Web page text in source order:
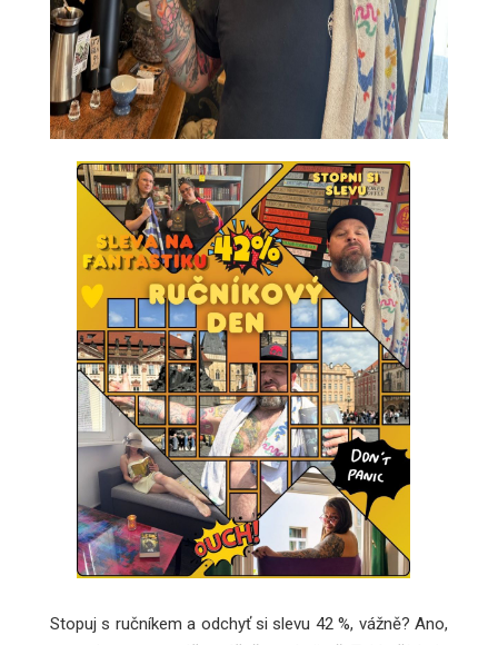
Stopuj s ručníkem a odchyť si slevu 42 %, vážně? Ano,